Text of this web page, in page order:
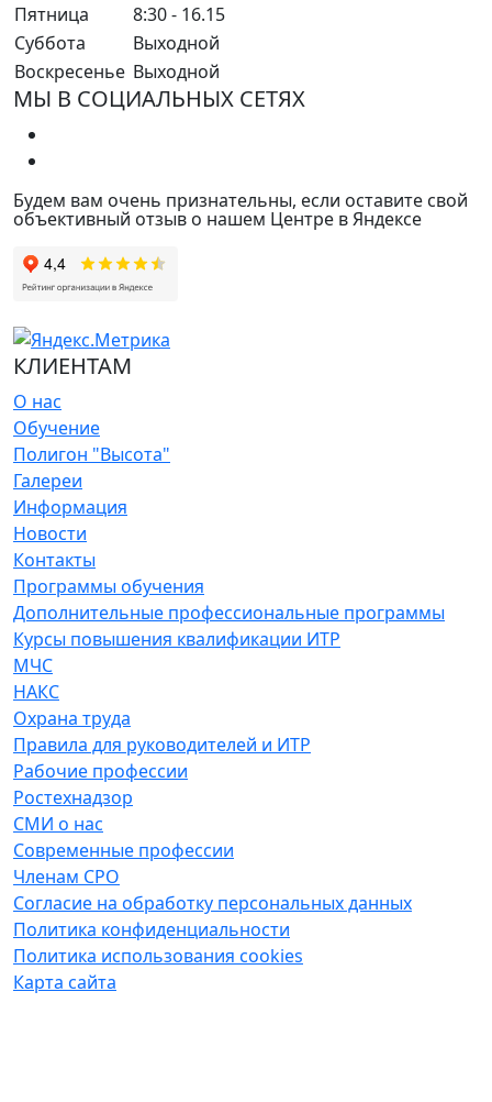
Пятница
8:30 - 16.15
Суббота
Выходной
Воскресенье Выходной
МЫ В СОЦИАЛЬНЫХ СЕТЯХ
Будем вам очень признательны, если оставите свой
объективный отзыв о нашем Центре в Яндексе
КЛИЕНТАМ
О нас
Обучение
Полигон "Высота"
Галереи
Информация
Новости
Контакты
Программы обучения
Дополнительные профессиональные программы
Курсы повышения квалификации ИТР
МЧС
НАКС
Охрана труда
Правила для руководителей и ИТР
Рабочие профессии
Ростехнадзор
СМИ о нас
Современные профессии
Членам СРО
Согласие на обработку персональных данных
Политика конфиденциальности
Политика использования cookies
Карта сайта